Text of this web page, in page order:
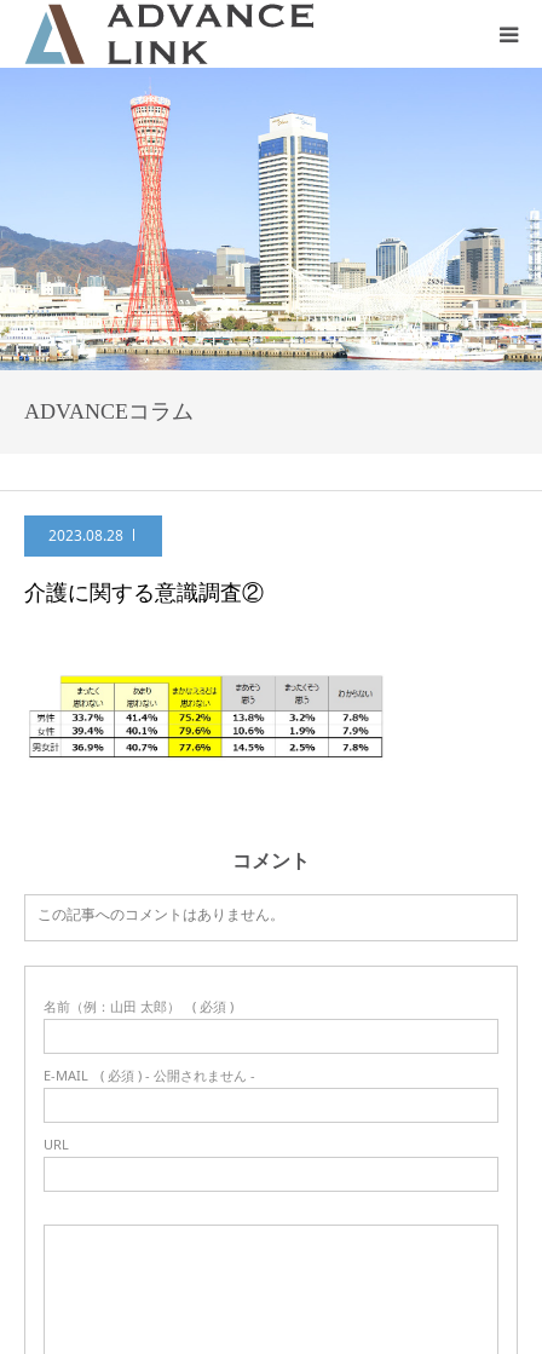
ADVANCEコラム
2023.08.28
介護に関する意識調査②
コメント
この記事へのコメントはありません。
名前（例：山田 太郎） ( 必須 )
E-MAIL ( 必須 ) - 公開されません -
URL
会社概要
ネット保険
事業保険